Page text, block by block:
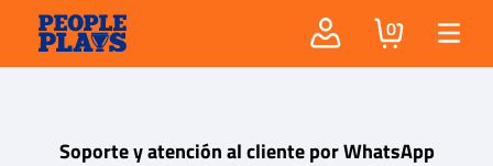
0
Soporte y atención al cliente por WhatsApp